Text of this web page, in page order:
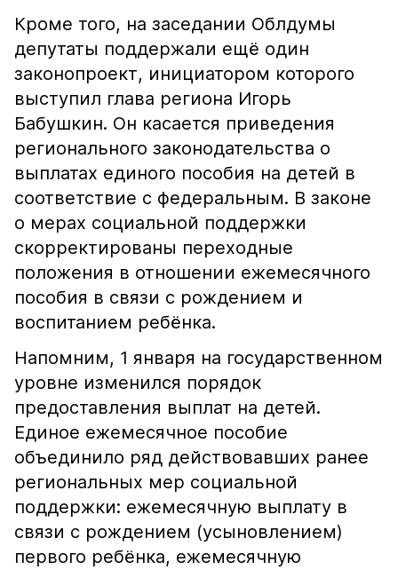
Кроме того, на заседании Облдумы
депутаты поддержали ещё один
законопроект, инициатором которого
выступил глава региона Игорь
Бабушкин. Он касается приведения
регионального законодательства о
выплатах единого пособия на детей в
соответствие с федеральным. В законе
о мерах социальной поддержки
скорректированы переходные
положения в отношении ежемесячного
пособия в связи с рождением и
воспитанием ребёнка.
Напомним, 1 января на государственном
уровне изменился порядок
предоставления выплат на детей.
Единое ежемесячное пособие
объединило ряд действовавших ранее
региональных мер социальной
поддержки: ежемесячную выплату в
связи с рождением (усыновлением)
первого ребёнка, ежемесячную